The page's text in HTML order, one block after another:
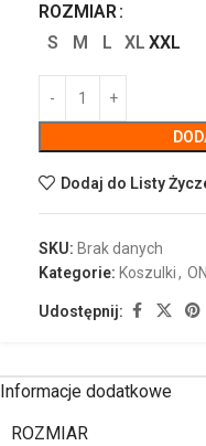
ROZMIAR
S
M L XL XXL
Dodaj do Listy
SKU: Brak danych
Kategorie: Koszulki, ON
Udostępnij:
Informacje dodatkowe
ROZMIAR